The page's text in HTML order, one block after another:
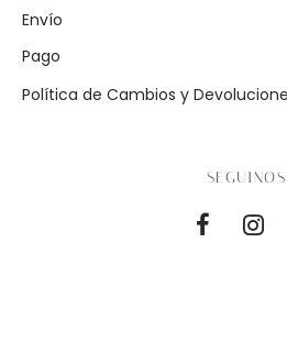
Envío
Pago
Política de Cambios y
SEGUINOS